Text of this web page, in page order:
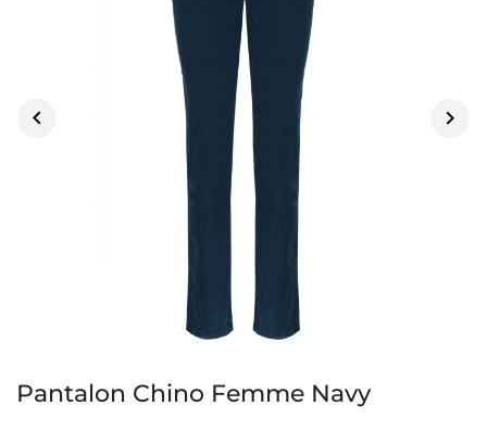
 
Pantalon Chino Femme Navy